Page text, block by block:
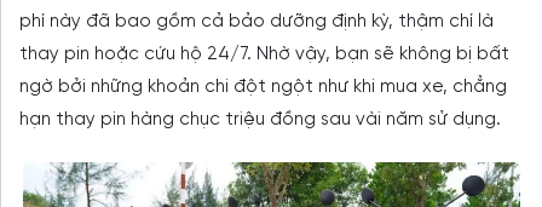
phí này đã bao gồm cả bảo dưỡng định kỳ, thậm chí là
thay pin hoặc cứu hộ 24/7. Nhờ vậy, bạn sẽ không bị bất
ngờ bởi những khoản chi đột ngột như khi mua xe, chẳng
hạn thay pin hàng chục triệu đồng sau vài năm sử dụng.